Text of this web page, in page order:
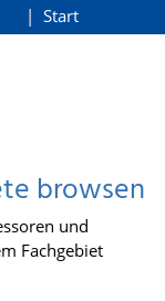
Start
browsen
und
Fachgebiet